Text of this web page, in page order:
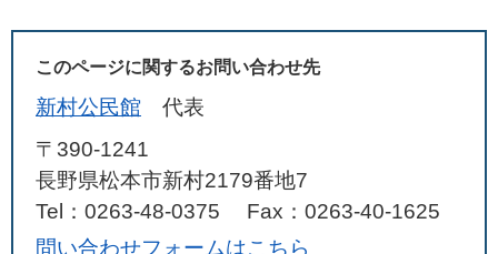
このページに関するお問い合わせ先
新村公民館
代表
〒390-1241
長野県松本市新村2179番地7
Tel：0263-48-0375
Fax：0263-40-1625
問い合わせフォームはこちら